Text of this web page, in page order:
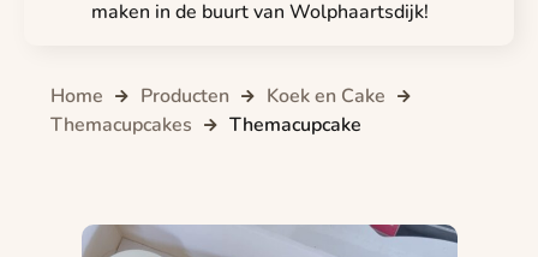
maken in de buurt van Wolphaartsdijk!
Home Producten
Koek en Cake
Themacupcakes
Themacupcake